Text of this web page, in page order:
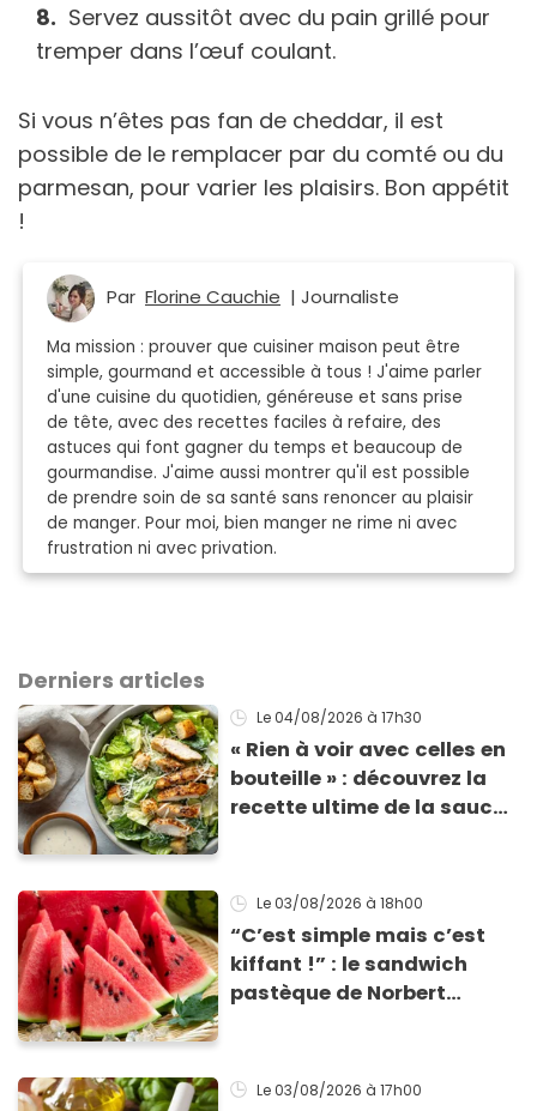
Servez aussitôt avec du pain grillé pour
tremper dans l’œuf coulant.
Si vous n’êtes pas fan de cheddar, il est
possible de le remplacer par du comté ou du
parmesan, pour varier les plaisirs. Bon appétit
!
Par Florine Cauchie | Journaliste
Ma mission : prouver que cuisiner maison peut être
simple, gourmand et accessible à tous ! J'aime parler
d'une cuisine du quotidien, généreuse et sans prise
de tête, avec des recettes faciles à refaire, des
astuces qui font gagner du temps et beaucoup de
gourmandise. J'aime aussi montrer qu'il est possible
de prendre soin de sa santé sans renoncer au plaisir
de manger. Pour moi, bien manger ne rime ni avec
frustration ni avec privation.
Derniers articles
Le 04/08/2026 à 17h30
« Rien à voir avec celles en
bouteille » : découvrez la
recette ultime de la sauce
Le 03/08/2026 à 18h00
“C’est simple mais c’est
kiffant !” : le sandwich
pastèque de Norbert
Le 03/08/2026 à 17h00